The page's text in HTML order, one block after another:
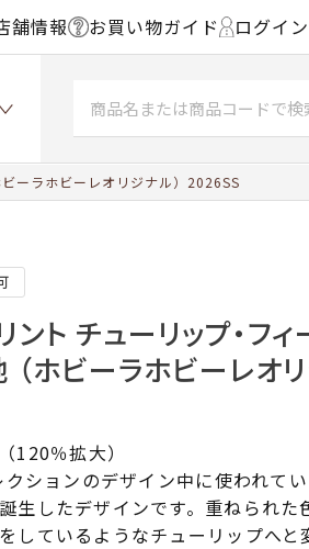
舗情報 お買い物ガイド ログイ
ーラホビーレオリジナル）2026SS
ント チューリップ・フ
ホビーラホビーレオリ
120％拡大）
ションのデザイン中に使われて
生したデザインです。重ねられた
しているようなチューリップへと